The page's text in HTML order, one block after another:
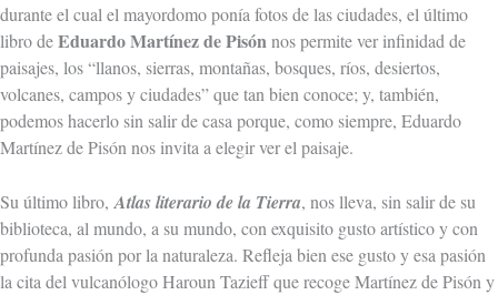
durante el cual el mayordomo ponía fotos de las ciudades, el último
libro deEduardo Martínez de Pisón nos permite ver infinidad de
paisajes, los “llanos, sierras, montañas, bosques, ríos, desiertos,
volcanes, campos y ciudades” que tan bien conoce; y, también,
podemos hacerlo sin salir de casa porque, como siempre, Eduardo
Martínez de Pisón nos invita a elegir ver el paisaje.
Su último libro, Atlas literario de la Tierra, nos lleva, sin salir de su
biblioteca, al mundo, a su mundo, con exquisito gusto artístico y con
profunda pasión por la naturaleza. Refleja bien ese gusto y esa pasión
la cita del vulcanólogo Haroun Tazieff que recoge Martínez de Pisón y